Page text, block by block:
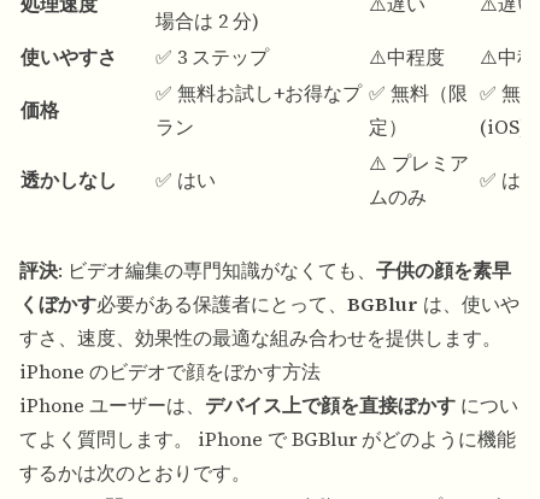
場合は 2 分)
使いやすさ
✅ 3 ステップ ⚠️中程度
⚠️中程
価格
✅ 無料お試し+お得なプ
ラン
✅ 無料（限
定）
✅ 無料
(iOS)
透かしなし
✅ はい
⚠️ プレミア
ムのみ
✅ はい
評決: ビデオ編集の専門知識がなくても、 子供の顔を素早
くぼかす必要がある保護者にとって、 BGBlur は、使いや
すさ、速度、効果性の最適な組み合わせを提供します。
iPhone のビデオで顔をぼかす方法
iPhone ユーザーは、 デバイス上で顔を直接ぼかす につい
てよく質問します。 iPhone で BGBlur がどのように機能
するかは次のとおりです。